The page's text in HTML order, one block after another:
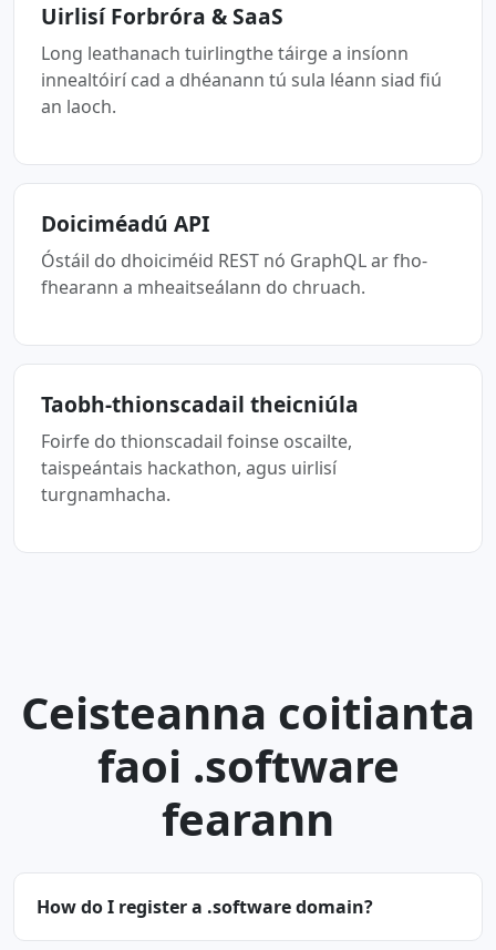
Uirlisí Forbróra & SaaS
Long leathanach tuirlingthe táirge a insíonn
innealtóirí cad a dhéanann tú sula léann siad fiú
an laoch.
Doiciméadú API
Óstáil do dhoiciméid REST nó GraphQL ar fho-
fhearann a mheaitseálann do chruach.
Taobh-thionscadail theicniúla
Foirfe do thionscadail foinse oscailte,
taispeántais hackathon, agus uirlisí
turgnamhacha.
Ceisteanna coitianta
faoi .software
fearann
How do I register a .software domain?